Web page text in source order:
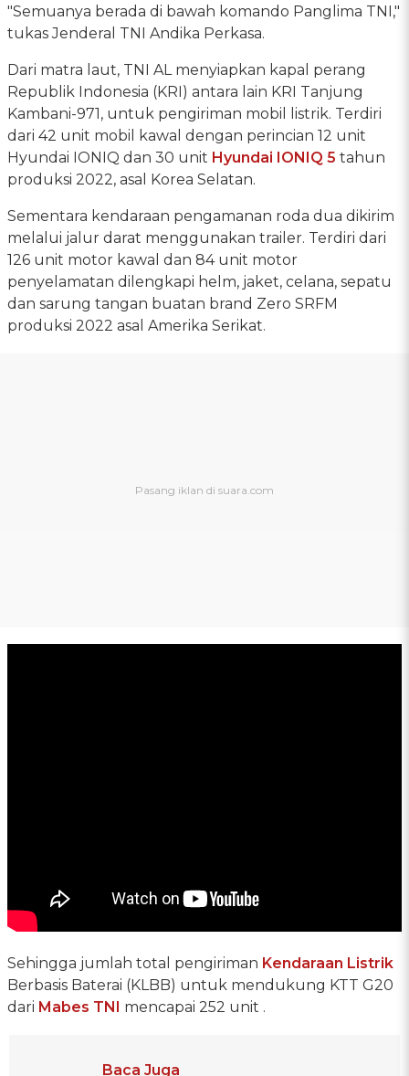
"Semuanya berada di bawah komando Panglima TNI,"
tukas Jenderal TNI Andika Perkasa.
Dari matra laut, TNI AL menyiapkan kapal perang
Republik Indonesia (KRI) antara lain KRI Tanjung
Kambani-971, untuk pengiriman mobil listrik. Terdiri
dari 42 unit mobil kawal dengan perincian 12 unit
Hyundai IONIQ dan 30 unit Hyundai IONIQ 5 tahun
produksi 2022, asal Korea Selatan.
Sementara kendaraan pengamanan roda dua dikirim
melalui jalur darat menggunakan trailer. Terdiri dari
126 unit motor kawal dan 84 unit motor
penyelamatan dilengkapi helm, jaket, celana, sepatu
dan sarung tangan buatan brand Zero SRFM
produksi 2022 asal Amerika Serikat.
Sehingga jumlah total pengiriman Kendaraan Listrik
Berbasis Baterai (KLBB) untuk mendukung KTT G20
dari Mabes TNI mencapai 252 unit .
Baca Juga